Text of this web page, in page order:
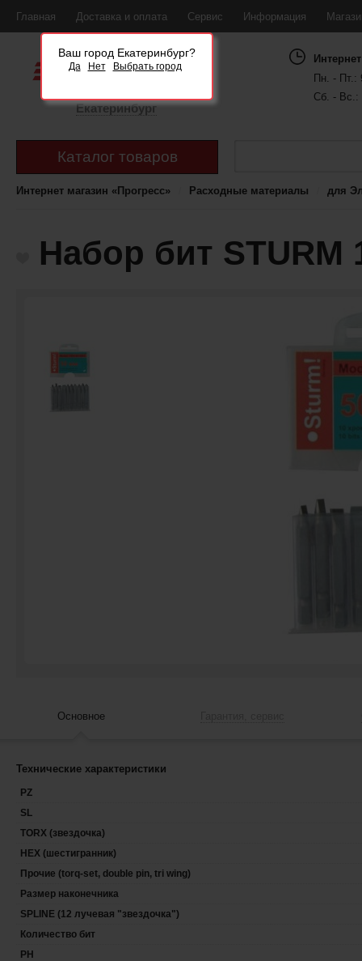
Главная Доставка и оплата Сервис Информация
Ваш город Екатеринбург?
Да Нет Выбрать город
Екатеринбург
Пн. - Пт.:
Сб. - Вс.:
Каталог товаров
Интернет магазин «Прогресс» Расходные материалы для
Набор бит STURM
Основное
Технические характеристики
PZ
SL
TORX (звездочка)
HEX (шестигранник)
Прочие (torq-set, double pin, tri wing)
Размер наконечника
SPLINE (12 лучевая "звездочка")
Количество бит
PH